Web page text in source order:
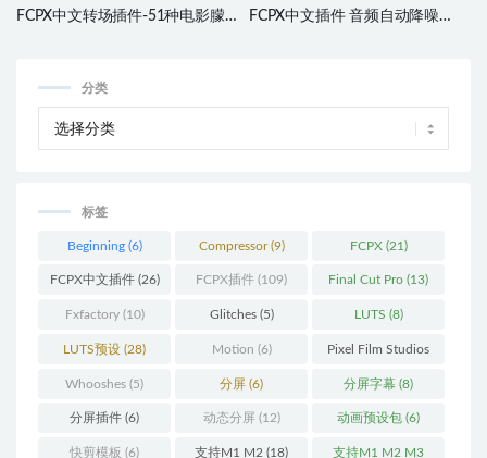
FCPX中文转场插件-51种电影朦
FCPX中文插件 音频自动降噪
分类
标签
Beginning(6) Compressor(9) FCPX(21)
FCPX中文插件(26) FCPX插件 (109) Final Cut Pro (13)
Fxfactory(10) Glitches(5) LUTS (8)
LUTS预设 (28) Motion (6) Pixel Film Studios
(11)
Whooshes (5) 分屏 (6) 分屏字幕 (8)
分屏插件 (6) 动态分屏(12) 动画预设包 (6)
快剪模板 (6) 支持M1 M2 (18) 支持M1 M2 M3